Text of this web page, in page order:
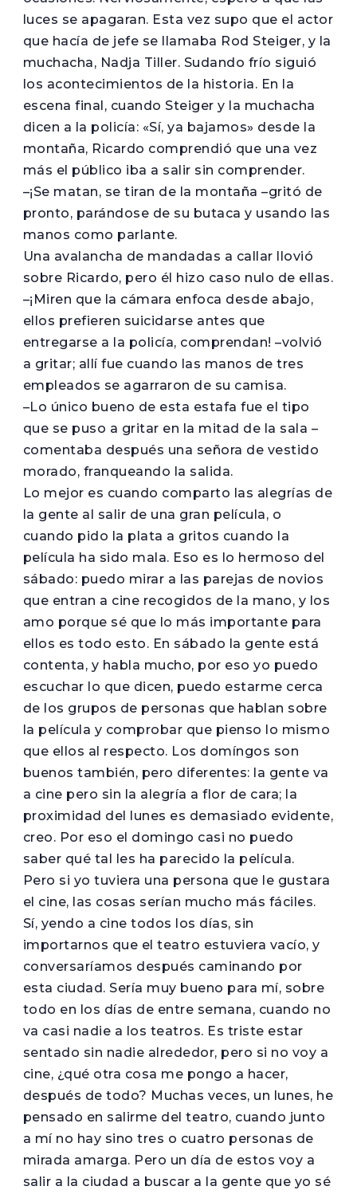
luces se apagaran. Esta vez supo que el actor
que hacía de jefe se llamaba Rod Steiger, y la
muchacha, Nadja Tiller. Sudando frío siguió
los acontecimientos de la historia. En la
escena final, cuando Steiger y la muchacha
dicen a la policía: «Sí, ya bajamos» desde la
montaña, Ricardo comprendió que una vez
más el público iba a salir sin comprender.
–¡Se matan, se tiran de la montaña –gritó de
pronto, parándose de su butaca y usando las
manos como parlante.
Una avalancha de mandadas a callar llovió
sobre Ricardo, pero él hizo caso nulo de ellas.
–¡Miren que la cámara enfoca desde abajo,
ellos prefieren suicidarse antes que
entregarse a la policía, comprendan! –volvió
a gritar; allí fue cuando las manos de tres
empleados se agarraron de su camisa.
–Lo único bueno de esta estafa fue el tipo
que se puso a gritar en la mitad de la sala –
comentaba después una señora de vestido
morado, franqueando la salida.
Lo mejor es cuando comparto las alegrías de
la gente al salir de una gran película, o
cuando pido la plata a gritos cuando la
película ha sido mala. Eso es lo hermoso del
sábado: puedo mirar a las parejas de novios
que entran a cine recogidos de la mano, y los
amo porque sé que lo más importante para
ellos es todo esto. En sábado la gente está
contenta, y habla mucho, por eso yo puedo
escuchar lo que dicen, puedo estarme cerca
de los grupos de personas que hablan sobre
la película y comprobar que pienso lo mismo
que ellos al respecto. Los domíngos son
buenos también, pero diferentes: la gente va
a cine pero sin la alegría a flor de cara; la
proximidad del lunes es demasiado evidente,
creo. Por eso el domingo casi no puedo
saber qué tal les ha parecido la película.
Pero si yo tuviera una persona que le gustara
el cine, las cosas serían mucho más fáciles.
Sí, yendo a cine todos los días, sin
importarnos que el teatro estuviera vacío, y
conversaríamos después caminando por
esta ciudad. Sería muy bueno para mí, sobre
todo en los días de entre semana, cuando no
va casi nadie a los teatros. Es triste estar
sentado sin nadie alrededor, pero si no voy a
cine, ¿qué otra cosa me pongo a hacer,
después de todo? Muchas veces, un lunes, he
pensado en salirme del teatro, cuando junto
a mí no hay sino tres o cuatro personas de
mirada amarga. Pero un día de estos voy a
salir a la ciudad a buscar a la gente que yo sé